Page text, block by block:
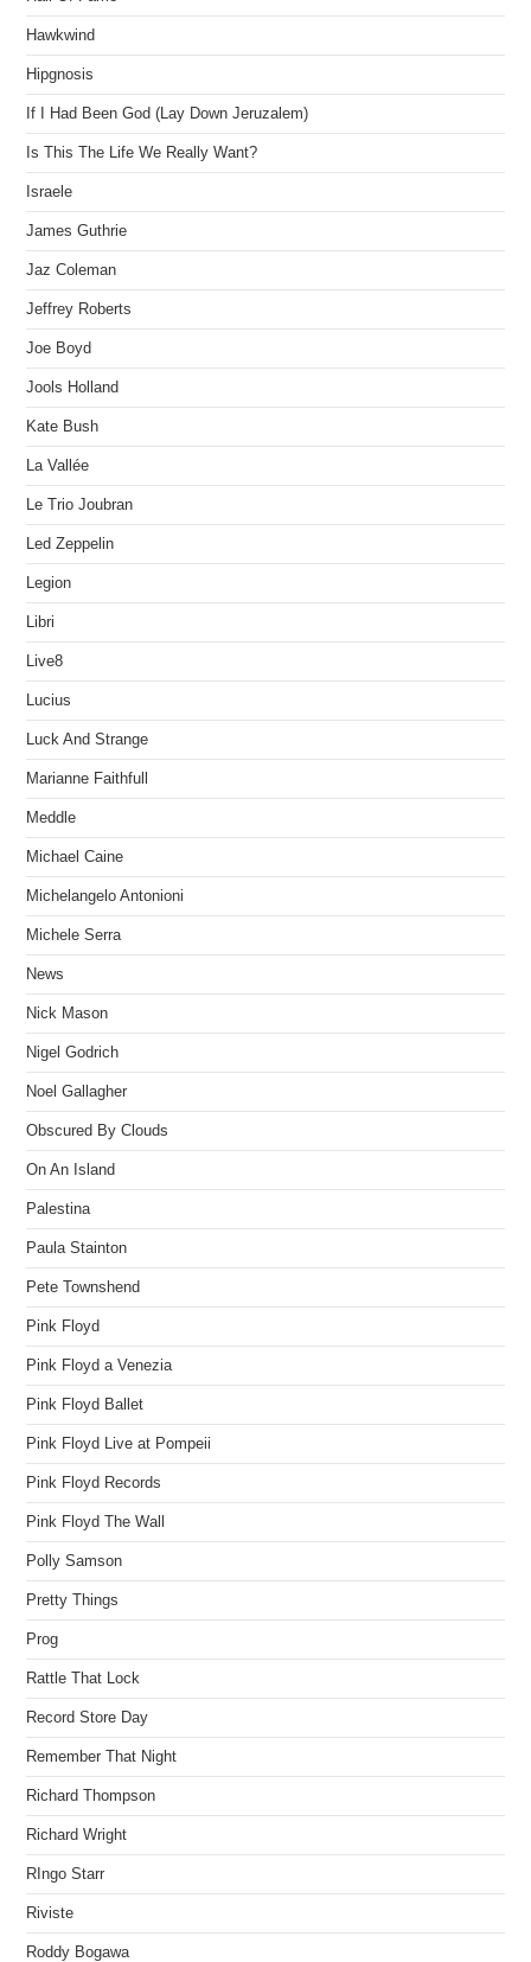
Hawkwind
Hipgnosis
If I Had Been God (Lay Down Jeruzalem)
Is This The Life We Really Want?
Israele
James Guthrie
Jaz Coleman
Jeffrey Roberts
Joe Boyd
Jools Holland
Kate Bush
La Vallée
Le Trio Joubran
Led Zeppelin
Legion
Libri
Live8
Lucius
Luck And Strange
Marianne Faithfull
Meddle
Michael Caine
Michelangelo Antonioni
Michele Serra
News
Nick Mason
Nigel Godrich
Noel Gallagher
Obscured By Clouds
On An Island
Palestina
Paula Stainton
Pete Townshend
Pink Floyd
Pink Floyd a Venezia
Pink Floyd Ballet
Pink Floyd Live at Pompeii
Pink Floyd Records
Pink Floyd The Wall
Polly Samson
Pretty Things
Prog
Rattle That Lock
Record Store Day
Remember That Night
Richard Thompson
Richard Wright
RIngo Starr
Riviste
Roddy Bogawa